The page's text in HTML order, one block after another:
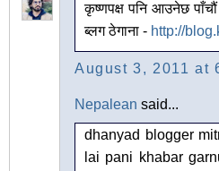
कृष्णपक्ष पनि आउनेछ
ब्लग ठेगाना - http://
August 3, 2011 at
Nepalean said...
dhanyad blogger
lai pani khabar